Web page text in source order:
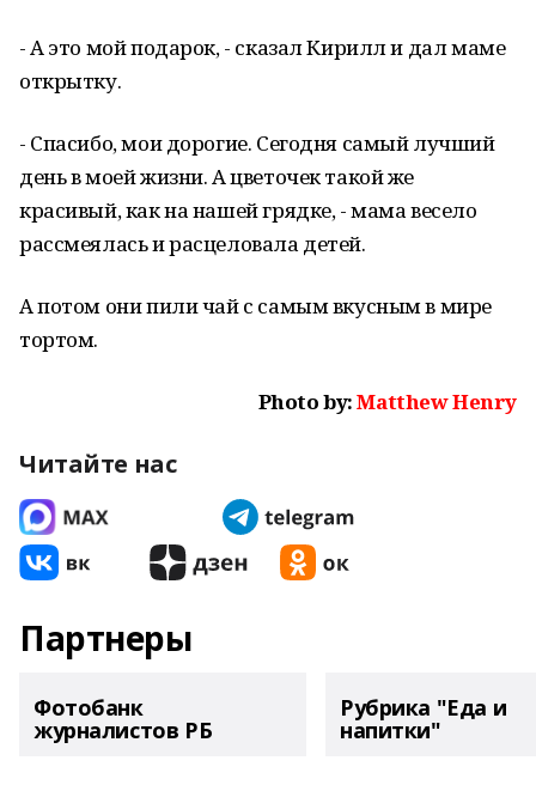
- А это мой подарок, - сказал Кирилл и дал маме
открытку.
- Спасибо, мои дорогие. Сегодня самый лучший
день в моей жизни. А цветочек такой же
красивый, как на нашей грядке, - мама весело
рассмеялась и расцеловала детей.
А потом они пили чай с самым вкусным в мире
тортом.
Photo by:Matthew Henry
Читайте нас
Партнеры
Фотобанк
журналистов РБ
Рубрика "Еда и
напитки"